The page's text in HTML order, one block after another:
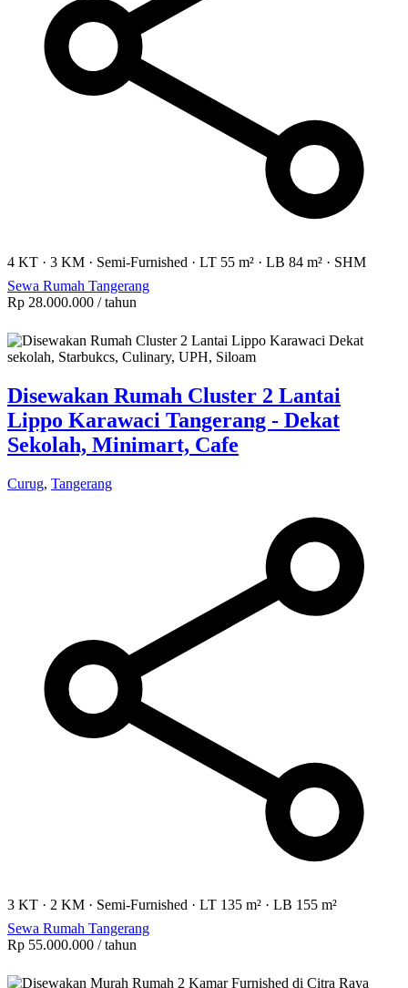
4 KT · 3 KM · Semi-Furnished · LT 55 m² · LB 84 m² · SHM
Sewa Rumah Tangerang
Rp 28.000.000 / tahun
Disewakan Rumah Cluster 2 Lantai
Lippo Karawaci Tangerang - Dekat
Sekolah, Minimart, Cafe
Curug, Tangerang
3 KT · 2 KM · Semi-Furnished · LT 135 m² · LB 155 m²
Sewa Rumah Tangerang
Rp 55.000.000 / tahun